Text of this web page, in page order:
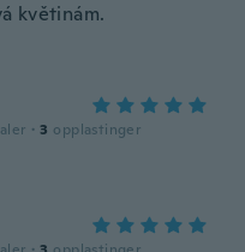
květinám.
· 3 opplastinger